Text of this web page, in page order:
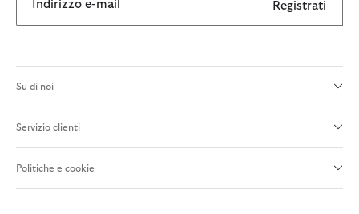
Indirizzo e-mail Registrati
Su di noi
Servizio clienti
Politiche e cookie